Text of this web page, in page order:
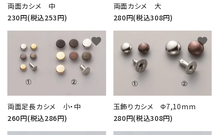
両面カシメ 中
230円(税込253円)
両面カシメ 大
280円(税込308円)
両面足長カシメ 小・中
260円(税込286円)
favorite
玉飾りカシメ Φ7,10mm
280円(税込308円)
favorite